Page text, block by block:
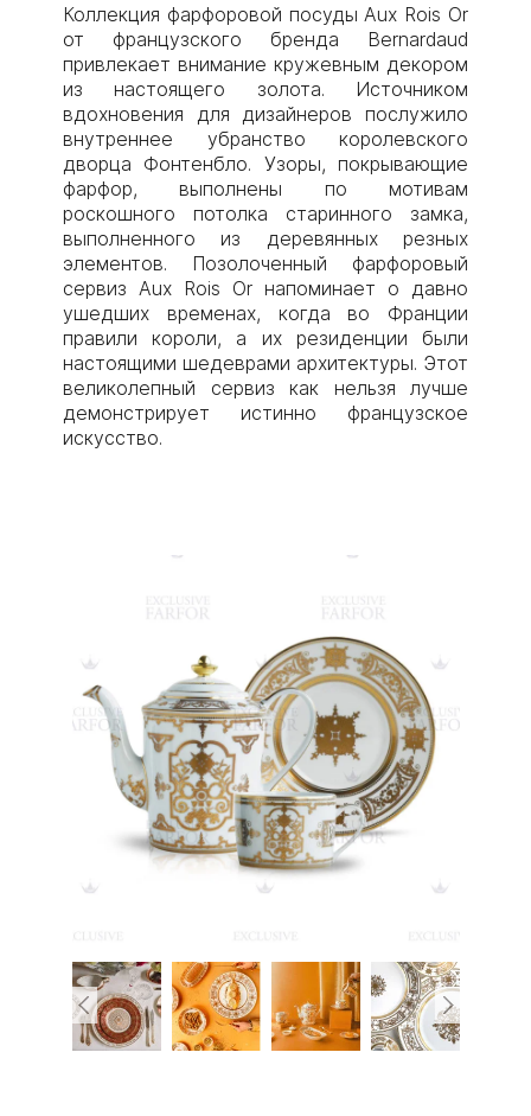
Коллекция фарфоровой посуды Aux Rois Or
от французского бренда Bernardaud
привлекает внимание кружевным декором
из настоящего золота. Источником
вдохновения для дизайнеров послужило
внутреннее убранство королевского
дворца Фонтенбло. Узоры, покрывающие
фарфор, выполнены по мотивам
роскошного потолка старинного замка,
выполненного из деревянных резных
элементов. Позолоченный фарфоровый
сервиз Aux Rois Or напоминает о давно
ушедших временах, когда во Франции
правили короли, а их резиденции были
настоящими шедеврами архитектуры. Этот
великолепный сервиз как нельзя лучше
демонстрирует истинно французское
искусство.